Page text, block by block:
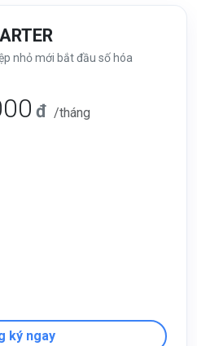
nhỏ mới bắt đầu số hóa
đ /tháng
ký ngay